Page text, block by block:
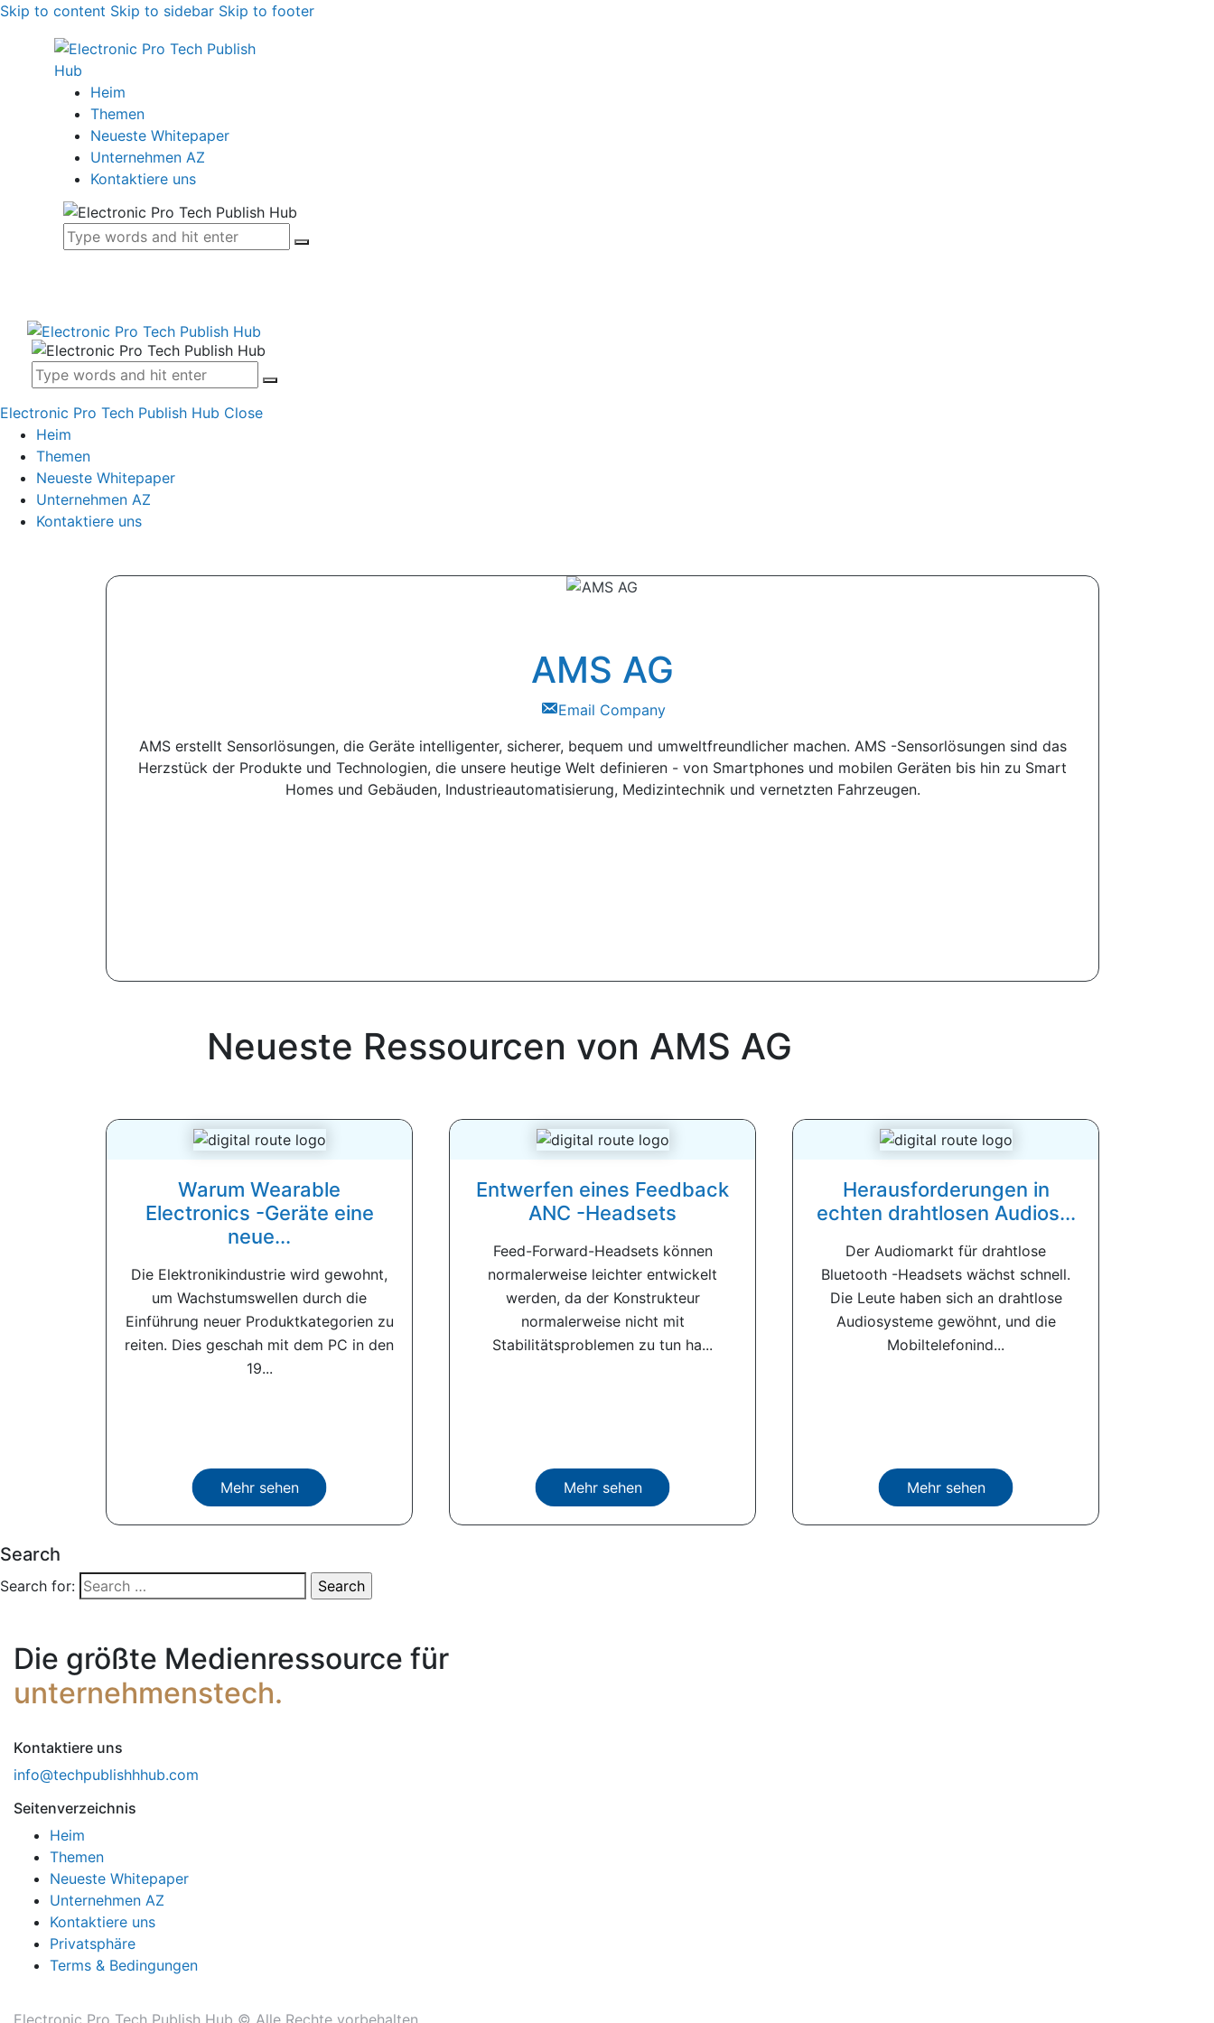
Skip to content Skip to sidebar Skip to footer
Heim
Themen
Neueste Whitepaper
Unternehmen AZ
Kontaktiere uns
Electronic Pro Tech Publish Hub Close
Heim
Themen
Neueste Whitepaper
Unternehmen AZ
Kontaktiere uns
AMS AG
Email Company
AMS erstellt Sensorlösungen, die Geräte intelligenter, sicherer, bequem und umweltfreundlicher machen. AMS -Sensorlösungen sind das
Herzstück der Produkte und Technologien, die unsere heutige Welt definieren - von Smartphones und mobilen Geräten bis hin zu Smart
Homes und Gebäuden, Industrieautomatisierung, Medizintechnik und vernetzten Fahrzeugen.
Neueste Ressourcen von AMS AG
Warum Wearable
Electronics -Geräte eine
neue...
Die Elektronikindustrie wird gewohnt,
um Wachstumswellen durch die
Einführung neuer Produktkategorien zu
reiten. Dies geschah mit dem PC in den
19...
Mehr sehen
Entwerfen eines Feedback
ANC -Headsets
Feed-Forward-Headsets können
normalerweise leichter entwickelt
werden, da der Konstrukteur
normalerweise nicht mit
Stabilitätsproblemen zu tun ha...
Mehr sehen
Herausforderungen in
echten drahtlosen Audios...
Der Audiomarkt für drahtlose
Bluetooth -Headsets wächst schnell.
Die Leute haben sich an drahtlose
Audiosysteme gewöhnt, und die
Mobiltelefonind...
Mehr sehen
Search
Search for:
Die größte Medienressource für
unternehmenstech.
Kontaktiere uns
info@techpublishhhub.com
Seitenverzeichnis
Heim
Themen
Neueste Whitepaper
Unternehmen AZ
Kontaktiere uns
Privatsphäre
Terms & Bedingungen